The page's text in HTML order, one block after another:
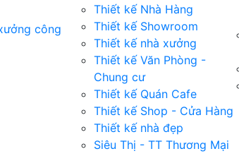
công
Thiết kế Nhà Hàng
Thiết kế Showroom
Thiết kế nhà xưởng
Thiết kế Văn Phòng -
Chung cư
Thiết kế Quán Cafe
Thiết kế Shop - Cửa Hàng
Thiết kế nhà đẹp
Siêu Thị - TT Thương Mại